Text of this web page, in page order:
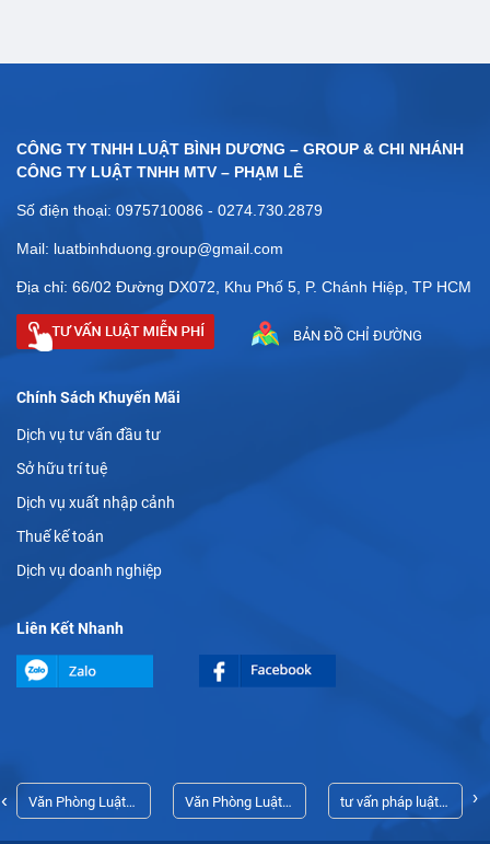
CÔNG TY TNHH LUẬT BÌNH DƯƠNG – GROUP & CHI NHÁNH
CÔNG TY LUẬT TNHH MTV – PHẠM LÊ
Số điện thoại: 0975710086 - 0274.730.2879
Mail: luatbinhduong.group@gmail.com
Địa chỉ: 66/02 Đường DX072, Khu Phố 5, P. Chánh Hiệp, TP HCM
BẢN ĐỒ CHỈ ĐƯỜNG
Chính Sách Khuyến Mãi
Dịch vụ tư vấn đầu tư
Sở hữu trí tuệ
Dịch vụ xuất nhập cảnh
Thuế kế toán
Dịch vụ doanh nghiệp
Liên Kết Nhanh
Văn Phòng Luật
Sư Thủ Dầu Một
Văn Phòng Luật
Sư Thủ Dầu Một
tư vấn pháp luật
doanh nghiệp
‹ ›